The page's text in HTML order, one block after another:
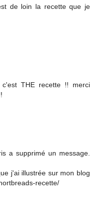
de loin la recette que je
THE recette !! merci
a supprimé un message.
j'ai illustrée sur mon blog
recette/